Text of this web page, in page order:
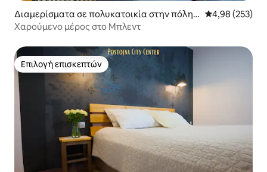
Διαμερίσματα σε πολυκατοικία στην πόλη B
led
Μέση
4,98 (253)
Χαρούμενο μέρος στο Μπλεντ
Επιλογή επισκεπτών
Επιλογή επισκεπτών